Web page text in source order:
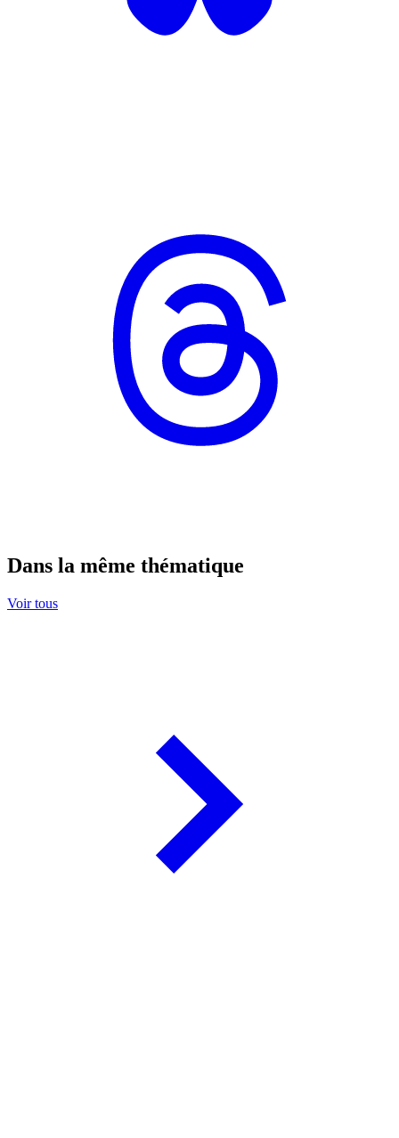
Dans la même thématique
Voir tous